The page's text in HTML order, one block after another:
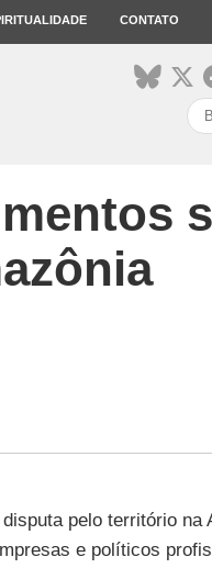
CONTATO
pelo território na
e políticos